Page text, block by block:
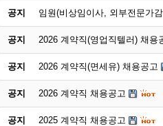
공지 임원(비상임이사, 외부전문가
공지 2026 계약직(영업직텔러) 채용
공지 2026 계약직(면세유) 채용공고
공지 2026 계약직 채용공고
공지 2025 계약직 채용공고